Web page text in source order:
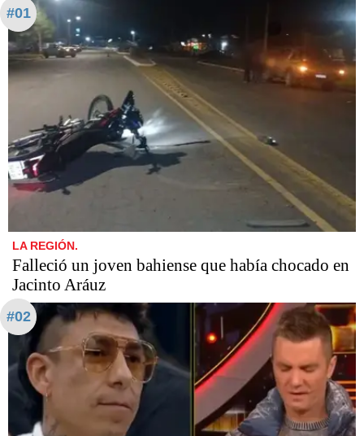
#01
LA REGIÓN.
Falleció un joven bahiense que había chocado en
Jacinto Aráuz
#02